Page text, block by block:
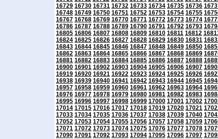
16729 16730 16731 16732 16733 16734 16735 16736
16748 16749 16750 16751 16752 16753 16754 16755
16767 16768 16769 16770 16771 16772 16773 16774
16786 16787 16788 16789 16790 16791 16792 16793
16805 16806 16807 16808 16809 16810 16811 16812
16824 16825 16826 16827 16828 16829 16830 16831
16843 16844 16845 16846 16847 16848 16849 16850
16862 16863 16864 16865 16866 16867 16868 16869
16881 16882 16883 16884 16885 16886 16887 16888
16900 16901 16902 16903 16904 16905 16906 16907
16919 16920 16921 16922 16923 16924 16925 16926
16938 16939 16940 16941 16942 16943 16944 16945
16957 16958 16959 16960 16961 16962 16963 16964
16976 16977 16978 16979 16980 16981 16982 16983
16995 16996 16997 16998 16999 17000 17001 17002
17014 17015 17016 17017 17018 17019 17020 17021
17033 17034 17035 17036 17037 17038 17039 17040
17052 17053 17054 17055 17056 17057 17058 17059
17071 17072 17073 17074 17075 17076 17077 17078
17090 17091 17092 17093 17094 17095 17096 17097